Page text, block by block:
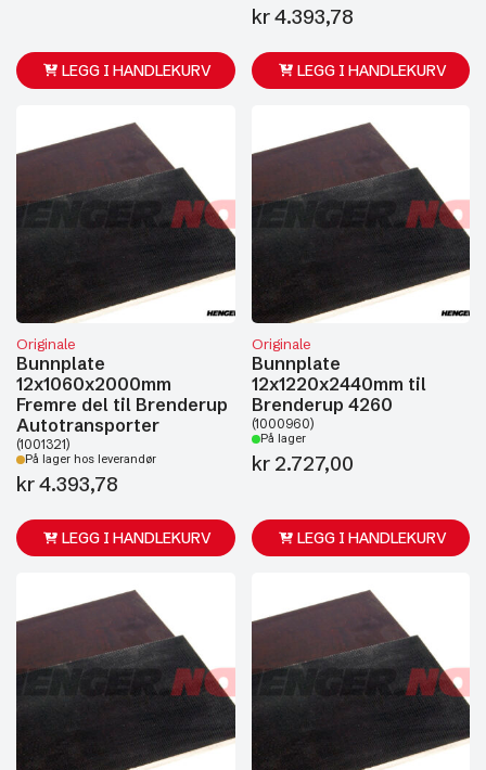
LEGG I HANDLEKURV
kr4.393,78
LEGG I HANDLEKURV
Originale
Bunnplate
12x1060x2000mm
Fremre del til Brenderup
Autotransporter
(1001321)
På lager hos leverandør
kr4.393,78
LEGG I HANDLEKURV
Originale
Bunnplate
12x1220x2440mm til
Brenderup 4260
(1000960)
På lager
kr2.727,00
LEGG I HANDLEKURV